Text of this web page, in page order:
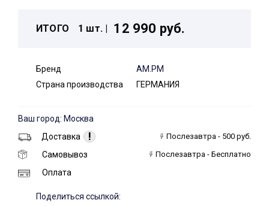
ИТОГО 1 шт. | 12 990 руб.
Бренд
AM.PM
Страна производства
ГЕРМАНИЯ
Ваш город: Москва
Доставка
! Послезавтра - 500 руб.
Самовывоз Послезавтра - Бесплатно
Оплата
Поделиться ссылкой: